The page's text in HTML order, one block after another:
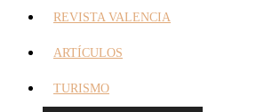
REVISTA VALENCIA
ARTÍCULOS
TURISMO